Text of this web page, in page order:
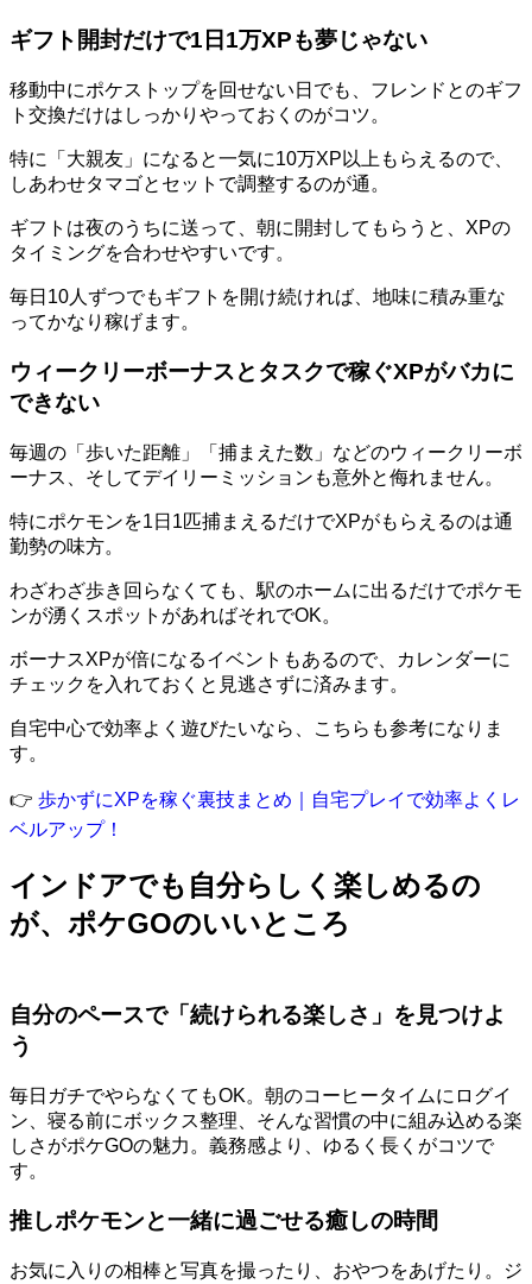
ギフト開封だけで1日1万XPも夢じゃない
移動中にポケストップを回せない日でも、フレンドとのギフ
ト交換だけはしっかりやっておくのがコツ。
特に「大親友」になると一気に10万XP以上もらえるので、
しあわせタマゴとセットで調整するのが通。
ギフトは夜のうちに送って、朝に開封してもらうと、XPの
タイミングを合わせやすいです。
毎日10人ずつでもギフトを開け続ければ、地味に積み重な
ってかなり稼げます。
ウィークリーボーナスとタスクで稼ぐXPがバカに
できない
毎週の「歩いた距離」「捕まえた数」などのウィークリーボ
ーナス、そしてデイリーミッションも意外と侮れません。
特にポケモンを1日1匹捕まえるだけでXPがもらえるのは通
勤勢の味方。
わざわざ歩き回らなくても、駅のホームに出るだけでポケモ
ンが湧くスポットがあればそれでOK。
ボーナスXPが倍になるイベントもあるので、カレンダーに
チェックを入れておくと見逃さずに済みます。
自宅中心で効率よく遊びたいなら、こちらも参考になりま
す。
👉 歩かずにXPを稼ぐ裏技まとめ｜自宅プレイで効率よくレ
ベルアップ！
インドアでも自分らしく楽しめるの
が、ポケGOのいいところ
自分のペースで「続けられる楽しさ」を見つけよ
う
毎日ガチでやらなくてもOK。朝のコーヒータイムにログイ
ン、寝る前にボックス整理、そんな習慣の中に組み込める楽
しさがポケGOの魅力。義務感より、ゆるく長くがコツで
す。
推しポケモンと一緒に過ごせる癒しの時間
お気に入りの相棒と写真を撮ったり、おやつをあげたり。ジ